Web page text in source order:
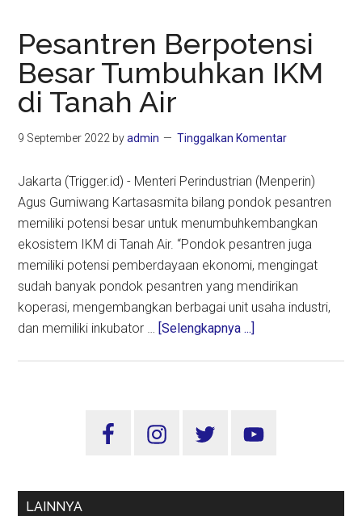
Pesantren Berpotensi
Besar Tumbuhkan IKM
di Tanah Air
9 September 2022 byadmin Tinggalkan Komentar
Jakarta (Trigger.id) - Menteri Perindustrian (Menperin)
Agus Gumiwang Kartasasmita bilang pondok pesantren
memiliki potensi besar untuk menumbuhkembangkan
ekosistem IKM di Tanah Air. “Pondok pesantren juga
memiliki potensi pemberdayaan ekonomi, mengingat
sudah banyak pondok pesantren yang mendirikan
koperasi, mengembangkan berbagai unit usaha industri,
dan memiliki inkubator … [Selengkapnya ...]
IKM
Air
Sidebar
LAINNYA